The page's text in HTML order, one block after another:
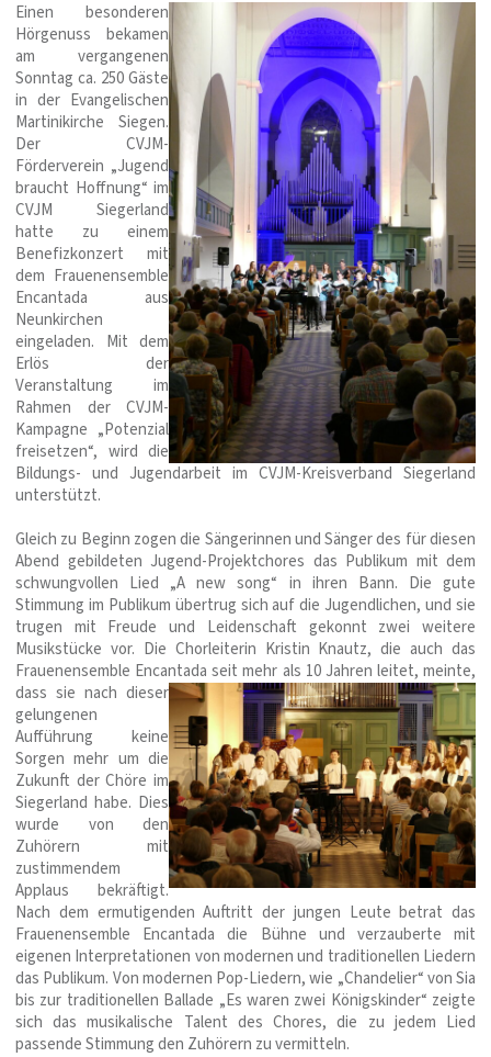
Einen besonderen
Hörgenuss bekamen
am vergangenen
Sonntag ca. 250 Gäste
in der Evangelischen
Martinikirche Siegen.
Der CVJM-
Förderverein „Jugend
braucht Hoffnung“ im
CVJM Siegerland
hatte zu einem
Benefizkonzert mit
dem Frauenensemble
Encantada aus
Neunkirchen
eingeladen. Mit dem
Erlös der
Veranstaltung im
Rahmen der CVJM-
Kampagne „Potenzial
freisetzen“, wird die
Bildungs- und Jugendarbeit im CVJM-Kreisverband Siegerland
unterstützt.
Gleich zu Beginn zogen die Sängerinnen und Sänger des für diesen
Abend gebildeten Jugend-Projektchores das Publikum mit dem
schwungvollen Lied „A new song“ in ihren Bann. Die gute
Stimmung im Publikum übertrug sich auf die Jugendlichen, und sie
trugen mit Freude und Leidenschaft gekonnt zwei weitere
Musikstücke vor. Die Chorleiterin Kristin Knautz, die auch das
Frauenensemble Encantada seit mehr als 10 Jahren leitet, meinte,
dass sie nach dieser
gelungenen
Aufführung keine
Sorgen mehr um die
Zukunft der Chöre im
Siegerland habe. Dies
wurde von den
Zuhörern mit
zustimmendem
Applaus bekräftigt.
Nach dem ermutigenden Auftritt der jungen Leute betrat das
Frauenensemble Encantada die Bühne und verzauberte mit
eigenen Interpretationen von modernen und traditionellen Liedern
das Publikum. Von modernen Pop-Liedern, wie „Chandelier“ von Sia
bis zur traditionellen Ballade „Es waren zwei Königskinder“ zeigte
sich das musikalische Talent des Chores, die zu jedem Lied
passende Stimmung den Zuhörern zu vermitteln.